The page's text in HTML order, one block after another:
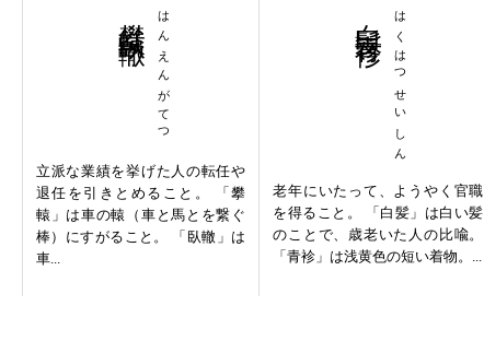
はんえんがてつ
立派な業績を挙げた人の転任や
退任を引きとめること。 「攀
轅」は車の轅（車と馬とを繋ぐ
棒）にすがること。 「臥轍」は
車...
はくはつせいしん
老年にいたって、ようやく官職
を得ること。 「白髪」は白い髪
のことで、歳老いた人の比喩。
「青袗」は浅黄色の短い着物。...